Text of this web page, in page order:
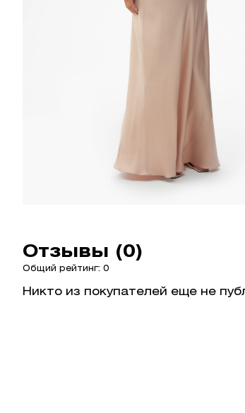
Отзывы (0)
Общий рейтинг: 0
Никто из покупателей еще не